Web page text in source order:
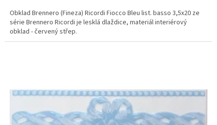
Obklad Brennero (Fineza) Ricordi Fiocco Bleu list. basso 3,5x20 ze
série Brennero Ricordi je lesklá dlaždice, materiál interiérový
obklad - červený střep.